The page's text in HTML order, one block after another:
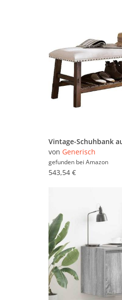
von Generisch
gefunden bei Amazon
543,54 €